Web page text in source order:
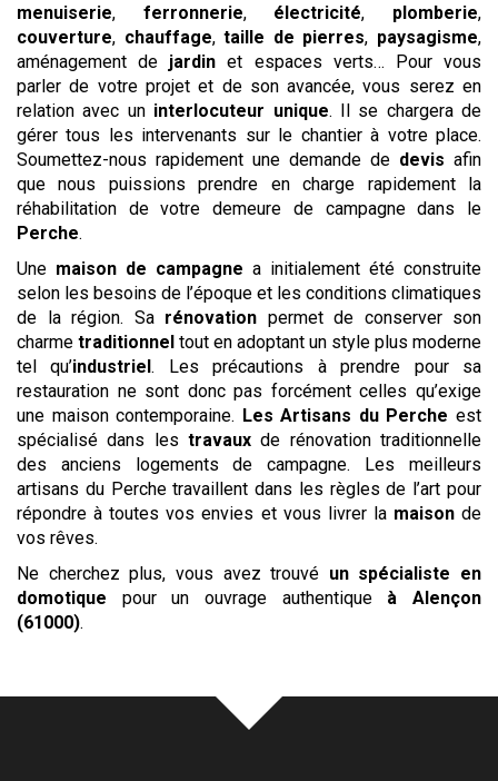
menuiserie, ferronnerie, électricité, plomberie,
couverture, chauffage,taille de pierres, paysagisme,
aménagement de jardin et espaces verts… Pour vous
parler de votre projet et de son avancée, vous serez en
relation avec un interlocuteur unique. Il se chargera de
gérer tous les intervenants sur le chantier à votre place.
Soumettez-nous rapidement une demande de devis afin
que nous puissions prendre en charge rapidement la
réhabilitation de votre demeure de campagne dans le
Perche.
Une maison de campagne a initialement été construite
selon les besoins de l’époque et les conditions climatiques
de la région. Sa rénovation permet de conserver son
charme traditionnel tout en adoptant un style plus moderne
tel qu’industriel. Les précautions à prendre pour sa
restauration ne sont donc pas forcément celles qu’exige
une maison contemporaine. Les Artisans du Perche est
spécialisé dans les travaux de rénovation traditionnelle
des anciens logements de campagne. Les meilleurs
artisans du Perche travaillent dans les règles de l’art pour
répondre à toutes vos envies et vous livrer la maisonde
vos rêves.
Ne cherchez plus, vous avez trouvé un spécialiste en
domotique pour un ouvrage authentique à Alençon
(61000).